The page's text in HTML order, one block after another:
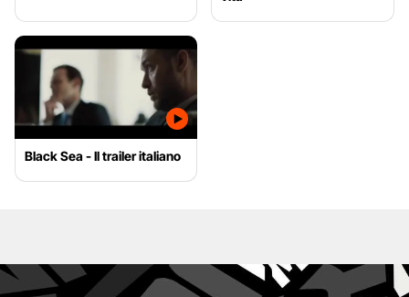
Black Sea - Il trailer italiano